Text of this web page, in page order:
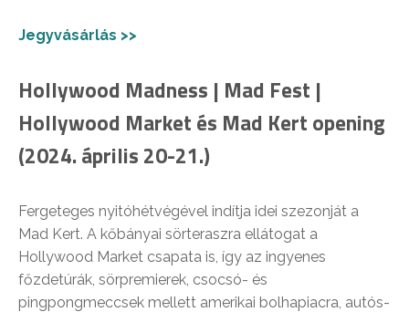
Jegyvásárlás >>
Hollywood Madness | Mad Fest |
Hollywood Market és Mad Kert opening
(2024. április 20-21.)
Fergeteges nyitóhétvégével indítja idei szezonját a
Mad Kert. A kőbányai sörteraszra ellátogat a
Hollywood Market csapata is, így az ingyenes
főzdetúrák, sörpremierek, csocsó- és
pingpongmeccsek mellett amerikai bolhapiacra, autós-